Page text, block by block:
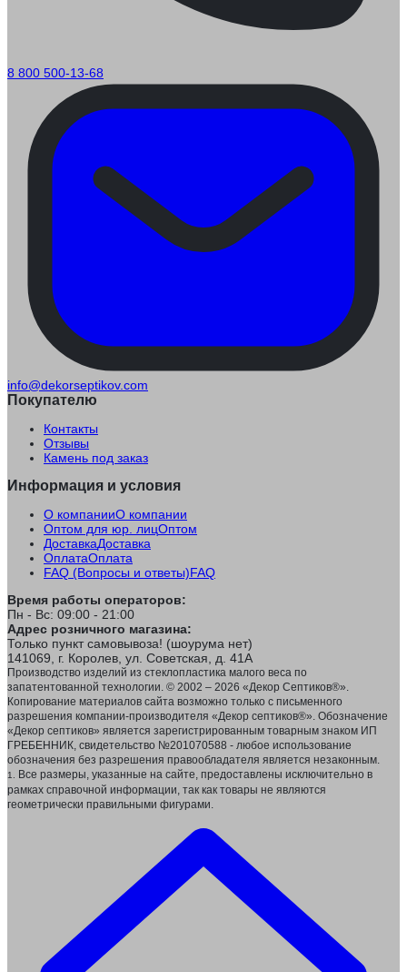
8 800 500-13-68
info@dekorseptikov.com
Покупателю
Контакты
Отзывы
Камень под заказ
Информация и условия
О компанииО компании
Оптом для юр. лицОптом
ДоставкаДоставка
ОплатаОплата
FAQ (Вопросы и ответы)FAQ
Время работы операторов:
Пн - Вс: 09:00 - 21:00
Адрес розничного магазина:
Только пункт самовывоза! (шоурума нет)
141069, г. Королев, ул. Советская, д. 41А
Производство изделий из стеклопластика малого веса по
запатентованной технологии. © 2002 – 2026 «Декор Септиков®».
Копирование материалов сайта возможно только с письменного
разрешения компании-производителя «Декор септиков®». Обозначение
«Декор септиков» является зарегистрированным товарным знаком ИП
ГРЕБЕННИК, свидетельство №201070588 - любое использование
обозначения без разрешения правообладателя является незаконным.
1. Все размеры, указанные на сайте, предоставлены исключительно в
рамках справочной информации, так как товары не являются
геометрически правильными фигурами.